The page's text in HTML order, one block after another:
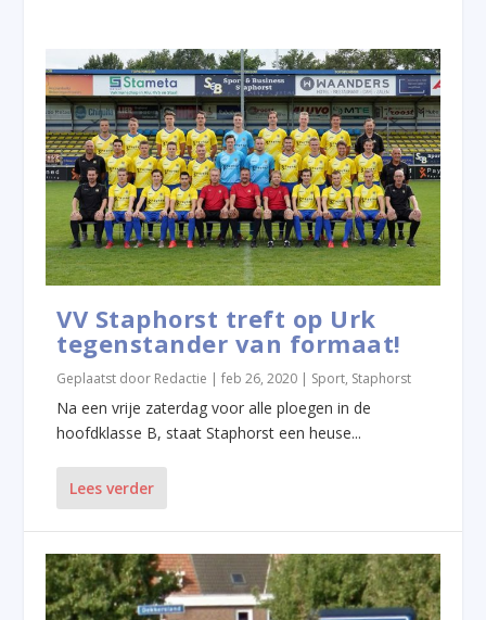
VV Staphorst treft op Urk
tegenstander van formaat!
Geplaatst door Redactie |feb 26, 2020 | Sport, Staphorst
Na een vrije zaterdag voor alle ploegen in de
hoofdklasse B, staat Staphorst een heuse...
Lees verder